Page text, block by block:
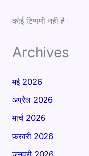
कोई टिप्पणी नही है।
Archives
मई 2026
अप्रैल 2026
मार्च 2026
फ़रवरी 2026